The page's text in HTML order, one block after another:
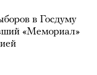
в Госдуму
«Мемориал»